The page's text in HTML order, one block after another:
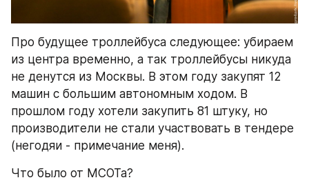
Про будущее троллейбуса следующее: убираем
из центра временно, а так троллейбусы никуда
не денутся из Москвы. В этом году закупят 12
машин с большим автономным ходом. В
прошлом году хотели закупить 81 штуку, но
производители не стали участвовать в тендере
(негодяи - примечание меня).
Что было от МСОТа?